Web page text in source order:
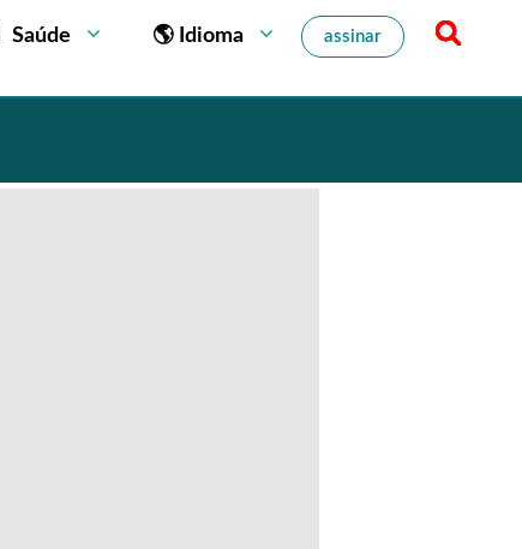
Saúde 🌎 Idioma assinar